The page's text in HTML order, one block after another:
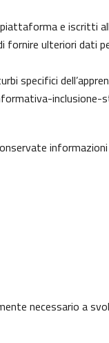
e iscritti
ulteriori dati
specifici
inclusione-
necessario a